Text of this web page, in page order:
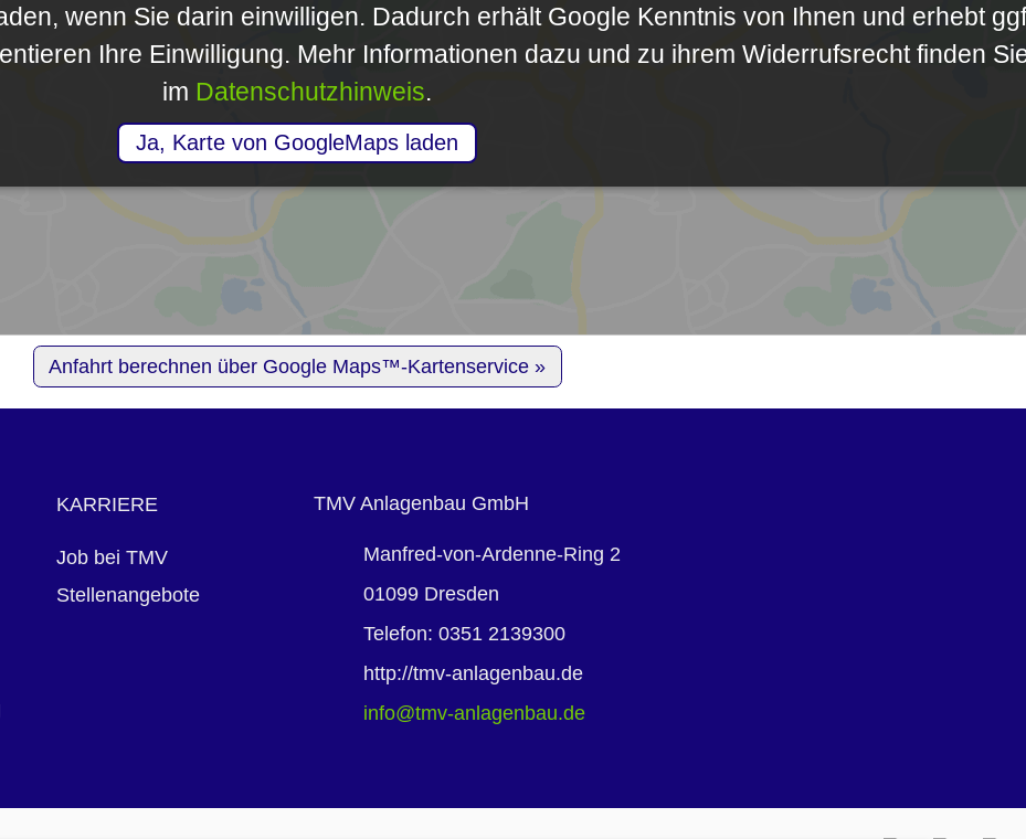
wenn Sie darin einwilligen. Dadurch erhält Google Kenntnis von Ihnen und erhebt
Ihre Einwilligung. Mehr Informationen dazu und zu ihrem Widerrufsrecht finden
im Datenschutzhinweis.
Anfahrt berechnen über Google Maps™-Kartenservice
KARRIERE
Job bei TMV
Stellenangebote
TMV Anlagenbau GmbH
Manfred-von-Ardenne-Ring 2
01099 Dresden
Telefon: 0351 2139300
http://tmv-anlagenbau.de
info@tmv-anlagenbau.de